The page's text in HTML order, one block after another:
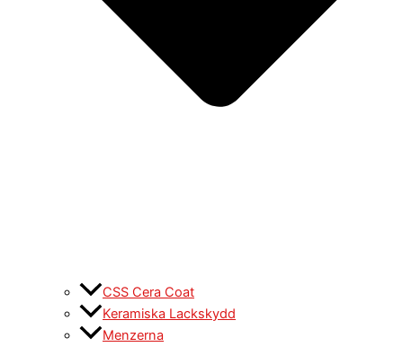
CSS Cera Coat
Keramiska Lackskydd
Menzerna